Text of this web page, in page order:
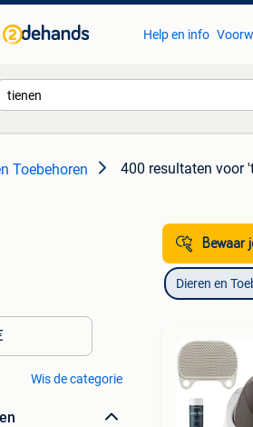
Help en info
Toebehoren 400 resultaten voor
Wis de categorie
Bewaar
Dieren en